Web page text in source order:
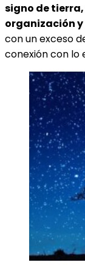
signo de
organización
con un exceso
conexión con lo